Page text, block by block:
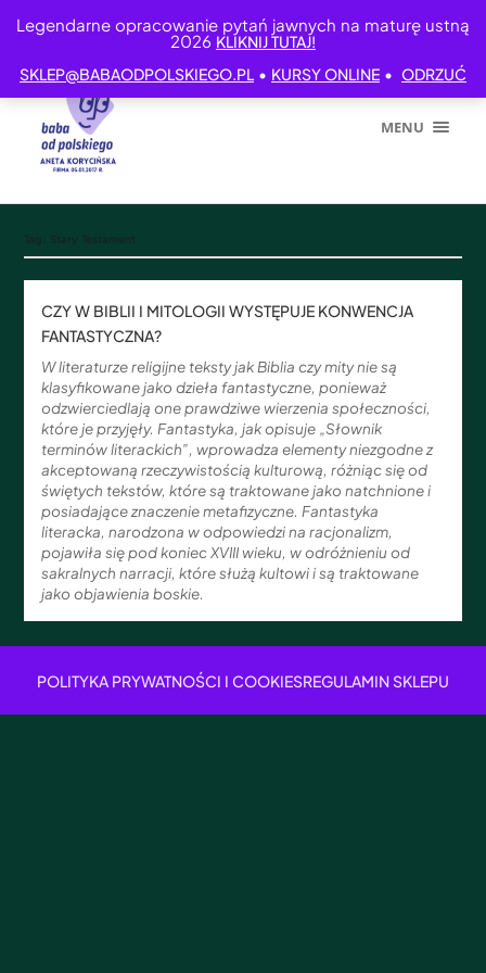
Legendarne opracowanie pytań jawnych na maturę ustną
2026 KLIKNIJ TUTAJ!
SKLEP@BABAODPOLSKIEGO.PL • KURSY ONLINE • ODRZUĆ
MENU
CZY W BIBLII I MITOLOGII WYSTĘPUJE KONWENCJA
FANTASTYCZNA?
W literaturze religijne teksty jak Biblia czy mity nie są
klasyfikowane jako dzieła fantastyczne, ponieważ
odzwierciedlają one prawdziwe wierzenia społeczności,
które je przyjęły. Fantastyka, jak opisuje „Słownik
terminów literackich”, wprowadza elementy niezgodne z
akceptowaną rzeczywistością kulturową, różniąc się od
świętych tekstów, które są traktowane jako natchnione i
posiadające znaczenie metafizyczne. Fantastyka
literacka, narodzona w odpowiedzi na racjonalizm,
pojawiła się pod koniec XVIII wieku, w odróżnieniu od
sakralnych narracji, które służą kultowi i są traktowane
jako objawienia boskie.
POLITYKA PRYWATNOŚCI I COOKIESREGULAMIN SKLEPU